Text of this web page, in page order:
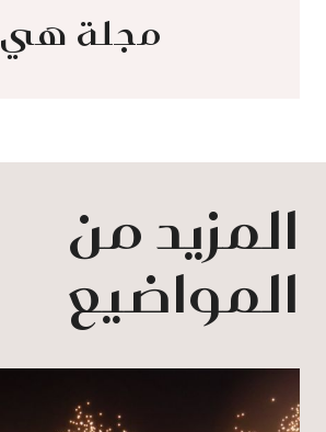
مجلة هي
المزيد من
المواضيع